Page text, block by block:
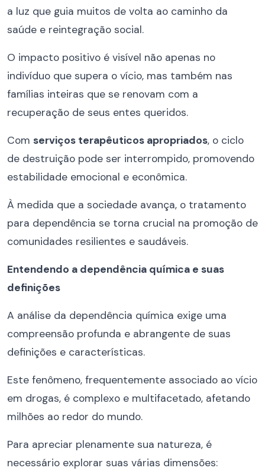
a luz que guia muitos de volta ao caminho da
saúde e reintegração social.
O impacto positivo é visível não apenas no
indivíduo que supera o vício, mas também nas
famílias inteiras que se renovam com a
recuperação de seus entes queridos.
Com serviços terapêuticos apropriados, o ciclo
de destruição pode ser interrompido, promovendo
estabilidade emocional e econômica.
À medida que a sociedade avança, o tratamento
para dependência se torna crucial na promoção de
comunidades resilientes e saudáveis.
Entendendo a dependência química e suas
definições
A análise da dependência química exige uma
compreensão profunda e abrangente de suas
definições e características.
Este fenômeno, frequentemente associado ao vício
em drogas, é complexo e multifacetado, afetando
milhões ao redor do mundo.
Para apreciar plenamente sua natureza, é
necessário explorar suas várias dimensões: